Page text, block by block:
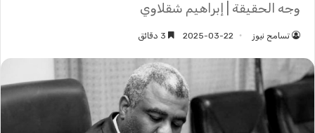
وجه الحقيقة | إبراهيم شقلاوي
تسامح نيوز 2025-03-22